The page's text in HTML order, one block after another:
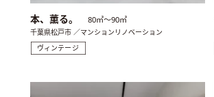
本、薫る。 80㎡〜90㎡
千葉県松戸市 ／マンションリノベーション
ヴィンテージ